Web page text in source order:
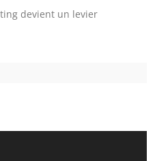
devient un levier